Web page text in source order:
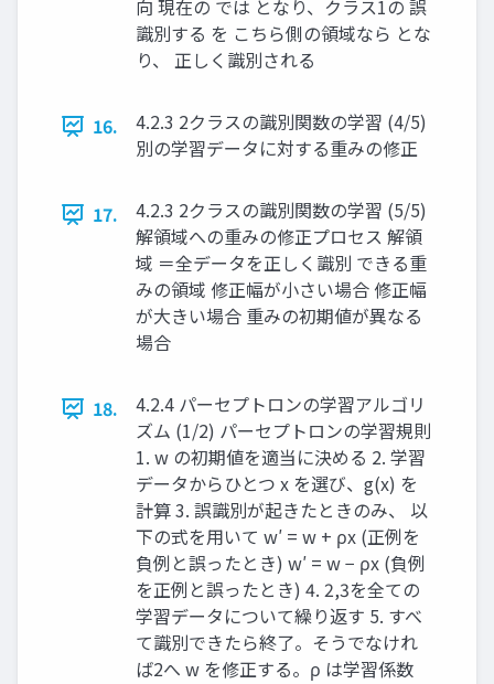
向 現在の では となり、クラス1の 誤
識別する を こちら側の領域なら とな
り、 正しく識別される
16.
4.2.3 2クラスの識別関数の学習 (4/5)
別の学習データに対する重みの修正
17.
4.2.3 2クラスの識別関数の学習 (5/5)
解領域への重みの修正プロセス 解領
域 ＝全データを正しく識別 できる重
みの領域 修正幅が⼩さい場合 修正幅
が⼤きい場合 重みの初期値が異なる
場合
18.
4.2.4 パーセプトロンの学習アルゴリ
ズム (1/2) パーセプトロンの学習規則
1. w の初期値を適当に決める 2. 学習
データからひとつ x を選び、g(x) を
計算 3. 誤識別が起きたときのみ、 以
下の式を用いて w′ = w + ρx (正例を
負例と誤ったとき) w′ = w − ρx (負例
を正例と誤ったとき) 4. 2,3を全ての
学習データについて繰り返す 5. すべ
て識別できたら終了。そうでなけれ
ば2へ w を修正する。ρ は学習係数